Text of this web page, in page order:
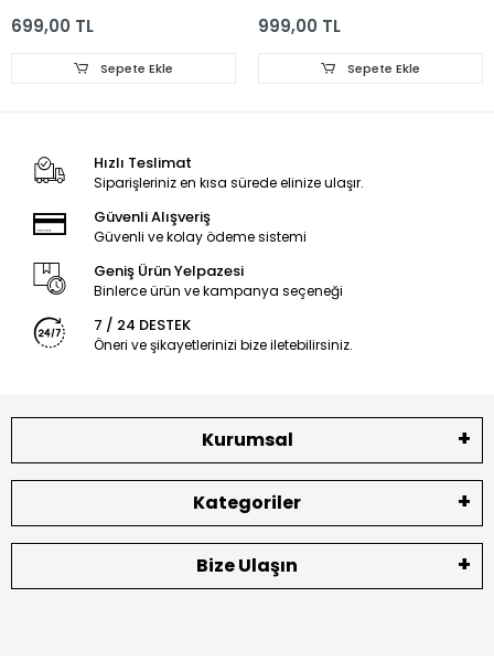
699,00 TL
Sepete Ekle
999,00 TL
Sepete Ekle
Hızlı Teslimat
Siparişleriniz en kısa sürede elinize ulaşır.
Güvenli Alışveriş
Güvenli ve kolay ödeme sistemi
Geniş Ürün Yelpazesi
Binlerce ürün ve kampanya seçeneği
7 / 24 DESTEK
Öneri ve şikayetlerinizi bize iletebilirsiniz.
Kurumsal
Kategoriler
Bize Ulaşın